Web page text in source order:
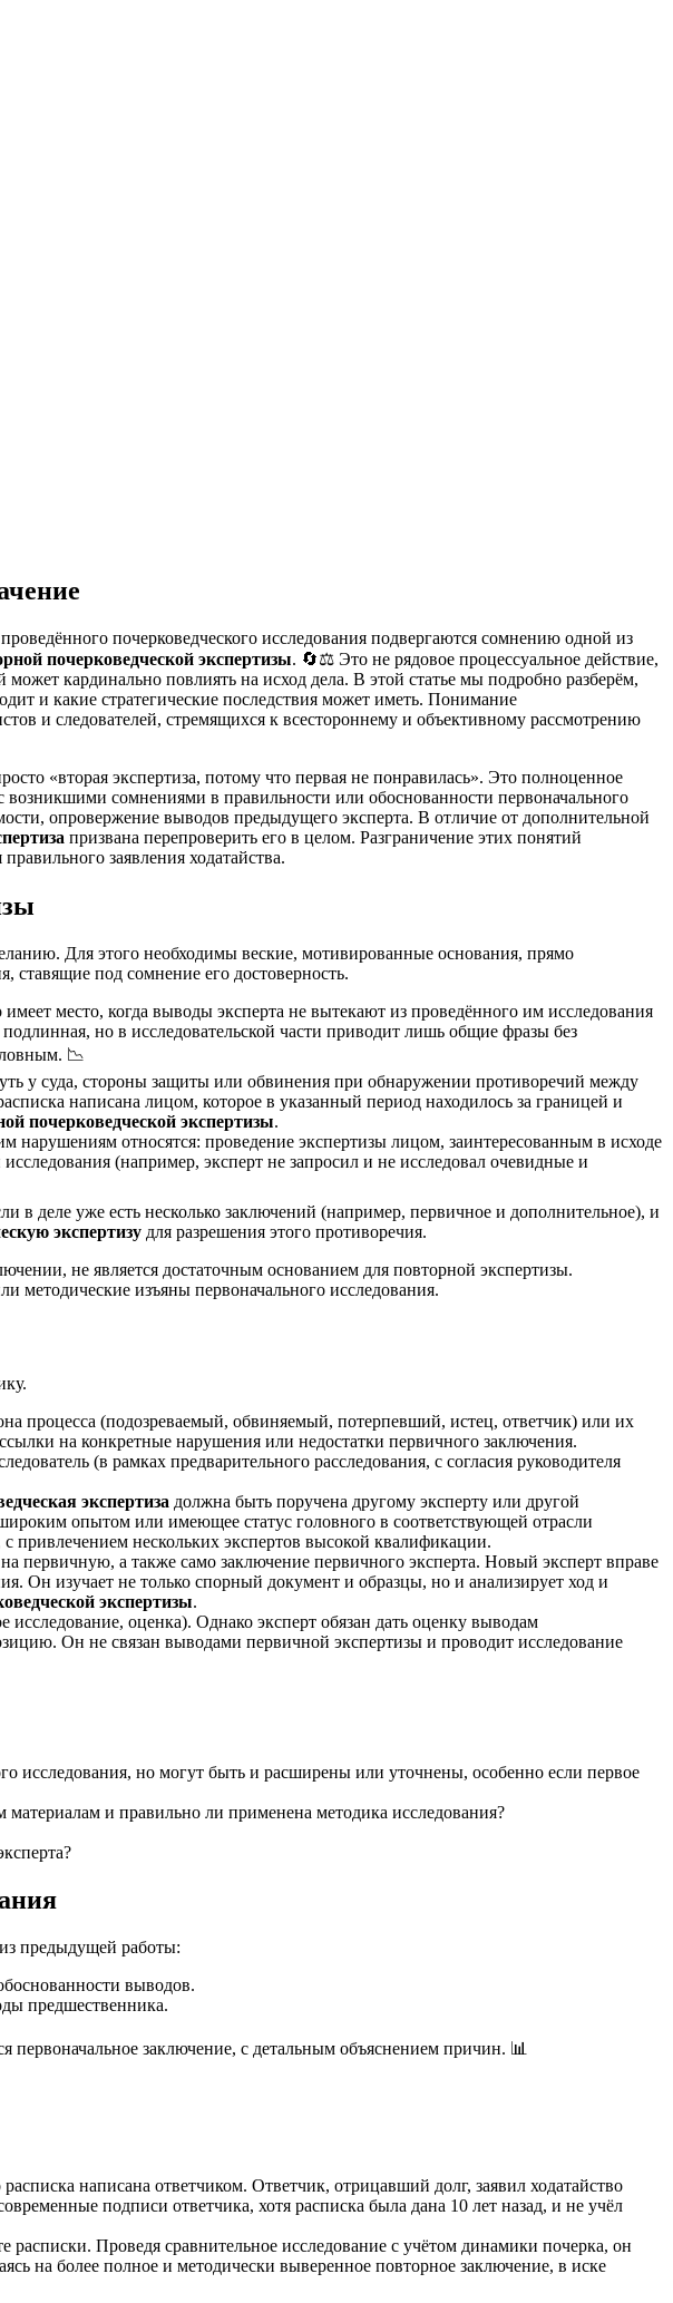
почерковедческого исследования подвергаются сомнению одной из
почерковедческой экспертизы. 🔄⚖️ Это не рядовое процессуальное действие,
кардинально повлиять на исход дела. В этой статье мы подробно разберём,
и какие стратегические последствия может иметь. Понимание
и следователей, стремящихся к всестороннему и объективному рассмотрению
«вторая экспертиза, потому что первая не понравилась». Это полноценное
возникшими сомнениями в правильности или обоснованности первоначального
опровержение выводов предыдущего эксперта. В отличие от дополнительной
призвана перепроверить его в целом. Разграничение этих понятий
заявления ходатайства.
Для этого необходимы веские, мотивированные основания, прямо
ставящие под сомнение его достоверность.
место, когда выводы эксперта не вытекают из проведённого им исследования
но в исследовательской части приводит лишь общие фразы без
📉
у суда, стороны защиты или обвинения при обнаружении противоречий между
написана лицом, которое в указанный период находилось за границей и
почерковедческой экспертизы.
нарушениям относятся: проведение экспертизы лицом, заинтересованным в исходе
(например, эксперт не запросил и не исследовал очевидные и
в деле уже есть несколько заключений (например, первичное и дополнительное), и
экспертизу для разрешения этого противоречия.
не является достаточным основанием для повторной экспертизы.
изъяны первоначального исследования.
процесса (подозреваемый, обвиняемый, потерпевший, истец, ответчик) или их
на конкретные нарушения или недостатки первичного заключения.
(в рамках предварительного расследования, с согласия руководителя
экспертиза должна быть поручена другому эксперту или другой
опытом или имеющее статус головного в соответствующей отрасли
привлечением нескольких экспертов высокой квалификации.
первичную, а также само заключение первичного эксперта. Новый эксперт вправе
Он изучает не только спорный документ и образцы, но и анализирует ход и
экспертизы.
исследование, оценка). Однако эксперт обязан дать оценку выводам
Он не связан выводами первичной экспертизы и проводит исследование
исследования, но могут быть и расширены или уточнены, особенно если первое
и правильно ли применена методика исследования?
предыдущей работы:
выводов.
предшественника.
первоначальное заключение, с детальным объяснением причин. 📊
написана ответчиком. Ответчик, отрицавший долг, заявил ходатайство
подписи ответчика, хотя расписка была дана 10 лет назад, и не учёл
Проведя сравнительное исследование с учётом динамики почерка, он
на более полное и методически выверенное повторное заключение, в иске